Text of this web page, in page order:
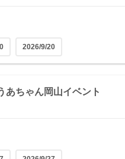
2026/9/20
あちゃん岡山イベント